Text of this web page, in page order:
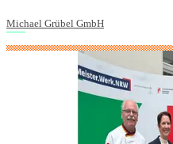
Michael Grübel GmbH